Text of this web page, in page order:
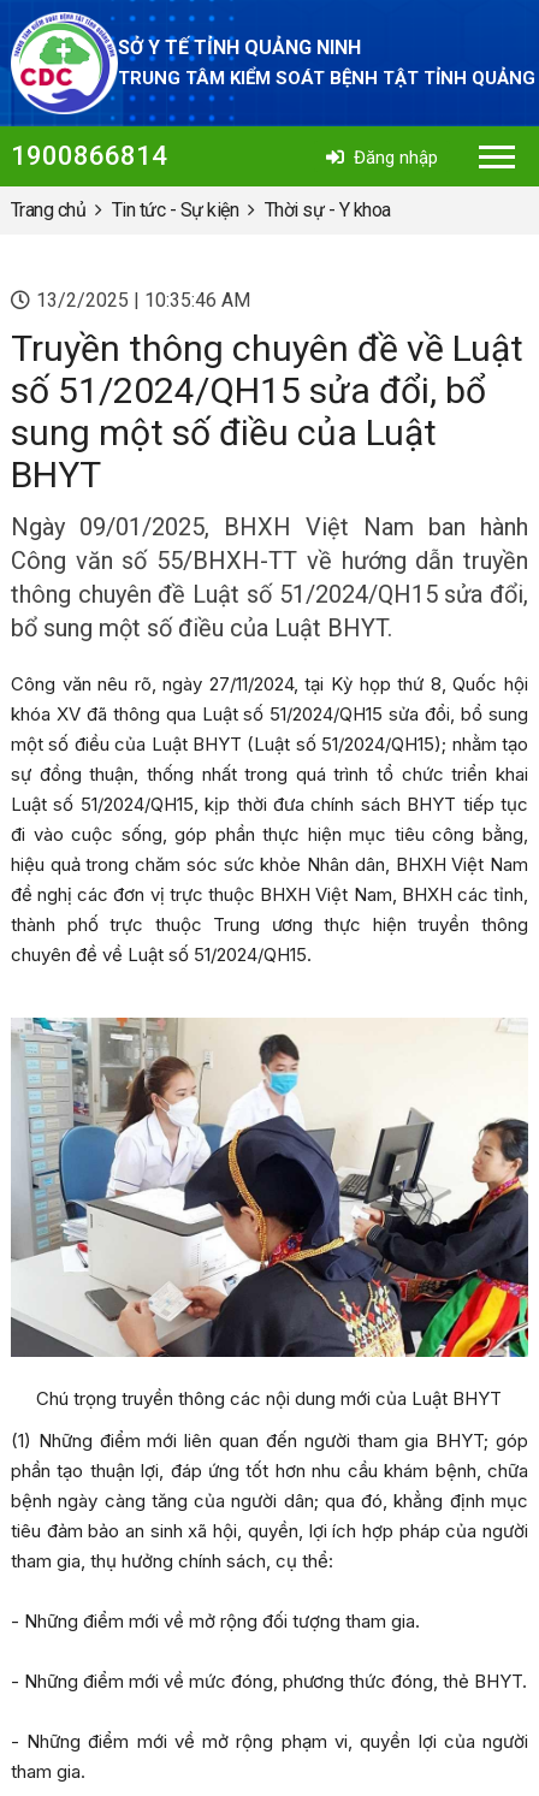
SỞ Y TẾ TỈNH QUẢNG NINH
TRUNG TÂM KIỂM SOÁT BỆNH TẬT TỈNH
Đăng nhập
1900866814
Trang chủ Tin tức - Sự kiện Thời sự - Y khoa
13/2/2025 | 10:35:46 AM
Truyền thông chuyên đề về Luật
số 51/2024/QH15 sửa đổi, bổ
sung một số điều của Luật
BHYT
Ngày 09/01/2025, BHXH Việt Nam ban hành
Công văn số 55/BHXH-TT về hướng dẫn truyền
thông chuyên đề Luật số 51/2024/QH15 sửa đổi,
bổ sung một số điều của Luật BHYT.
Công văn nêu rõ, ngày 27/11/2024, tại Kỳ họp thứ 8, Quốc hội
khóa XV đã thông qua Luật số 51/2024/QH15 sửa đổi, bổ sung
một số điều của Luật BHYT (Luật số 51/2024/QH15); nhằm tạo
sự đồng thuận, thống nhất trong quá trình tổ chức triển khai
Luật số 51/2024/QH15, kịp thời đưa chính sách BHYT tiếp tục
đi vào cuộc sống, góp phần thực hiện mục tiêu công bằng,
hiệu quả trong chăm sóc sức khỏe Nhân dân, BHXH Việt Nam
đề nghị các đơn vị trực thuộc BHXH Việt Nam, BHXH các tỉnh,
thành phố trực thuộc Trung ương thực hiện truyền thông
chuyên đề về Luật số 51/2024/QH15.
Chú trọng truyền thông các nội dung mới của Luật BHYT
(1) Những điểm mới liên quan đến người tham gia BHYT; góp
phần tạo thuận lợi, đáp ứng tốt hơn nhu cầu khám bệnh, chữa
bệnh ngày càng tăng của người dân; qua đó, khẳng định mục
tiêu đảm bảo an sinh xã hội, quyền, lợi ích hợp pháp của người
tham gia, thụ hưởng chính sách, cụ thể:
- Những điểm mới về mở rộng đối tượng tham gia.
- Những điểm mới về mức đóng, phương thức đóng, thẻ BHYT.
- Những điểm mới về mở rộng phạm vi, quyền lợi của người
tham gia.